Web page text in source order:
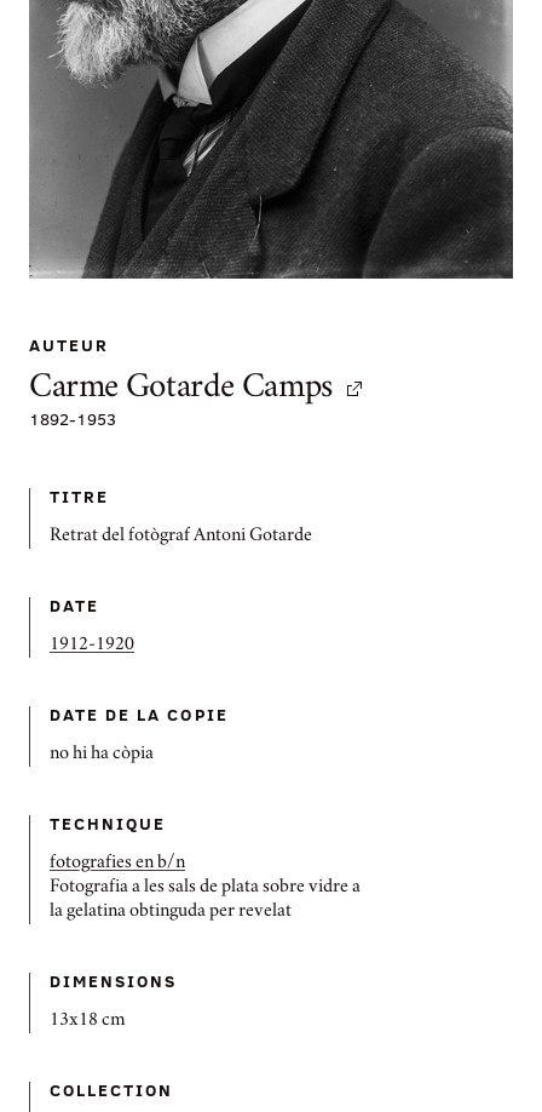
AUTEUR
Carme Gotarde Camps
1892-1953
TITRE
Retrat del fotògraf Antoni Gotarde
DATE
1912-1920
DATE DE LA COPIE
no hi ha còpia
TECHNIQUE
fotografies en b/n
Fotografia a les sals de plata sobre vidre a
la gelatina obtinguda per revelat
DIMENSIONS
13x18 cm
COLLECTION